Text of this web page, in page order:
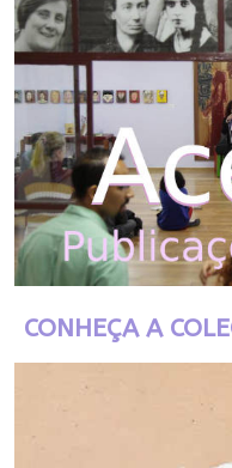
CONHEÇA A